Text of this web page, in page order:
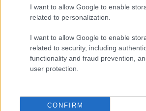
I want to allow Google to enable
related to personalization.
I want to allow Google to enable
related to security, including
functionality and fraud prevention,
user protection.
CONFIRM
Guía para comparar créditos: TIN, TAE y
explicadas